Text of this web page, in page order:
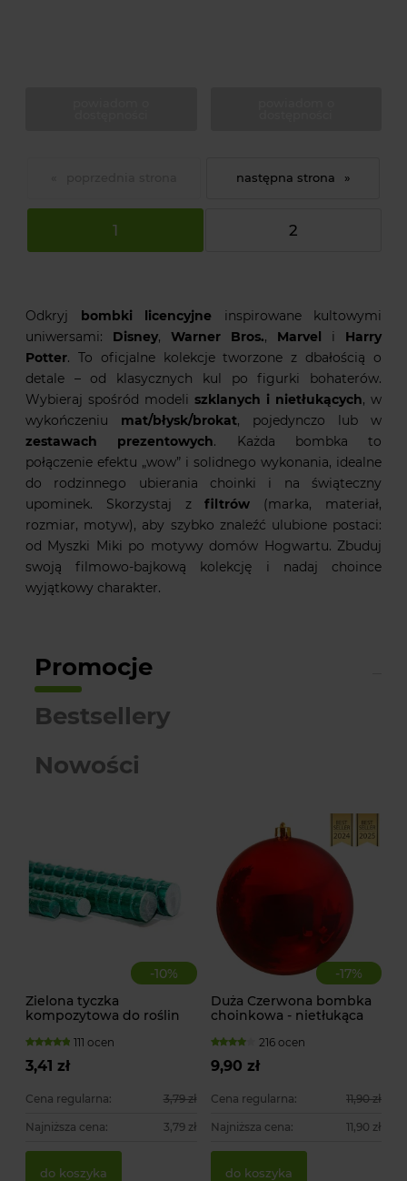
1 2
»
Odkryj bombki licencyjne inspirowane kultowymi
uniwersami: Disney, Warner Bros., Marvel i Harry
Potter. To oficjalne kolekcje tworzone z dbałością o
detale – od klasycznych kul po figurki bohaterów.
Wybieraj spośród modeli szklanych i nietłukących, w
wykończeniu mat/błysk/brokat, pojedynczo lub w
zestawach prezentowych. Każda bombka to
połączenie efektu „wow” i solidnego wykonania, idealne
do rodzinnego ubierania choinki i na świąteczny
upominek. Skorzystaj zfiltrów (marka, materiał,
rozmiar, motyw), aby szybko znaleźć ulubione postaci:
od Myszki Miki po motywy domów Hogwartu. Zbuduj
swoją filmowo-bajkową kolekcję i nadaj choince
wyjątkowy charakter.
Promocje
Nowości
Bestsellery
-10%
Zielona tyczka
kompozytowa do roślin
111 ocen
3,41 zł
Cena regularna: 3,79 zł
Najniższa cena: 3,79 zł
do koszyka
-17%
Duża Czerwona bombka
choinkowa - nietłukąca
216 ocen
9,90 zł
Cena regularna: 11,90 zł
Najniższa cena: 11,90 zł
do koszyka